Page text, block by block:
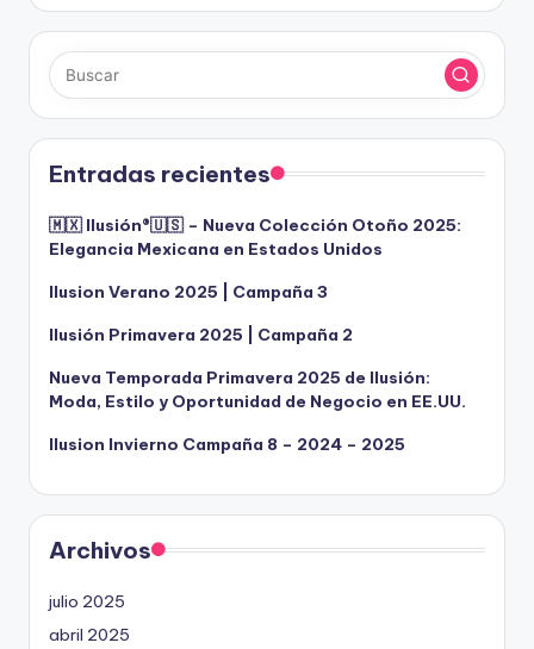
Entradas recientes
🇲🇽 Ilusión®️🇺🇸 – Nueva Colección Otoño 2025:
Elegancia Mexicana en Estados Unidos
Ilusion Verano 2025 | Campaña 3
Ilusión Primavera 2025 | Campaña 2
Nueva Temporada Primavera 2025 de Ilusión:
Moda, Estilo y Oportunidad de Negocio en EE.UU.
Ilusion Invierno Campaña 8 – 2024 – 2025
Archivos
julio 2025
abril 2025